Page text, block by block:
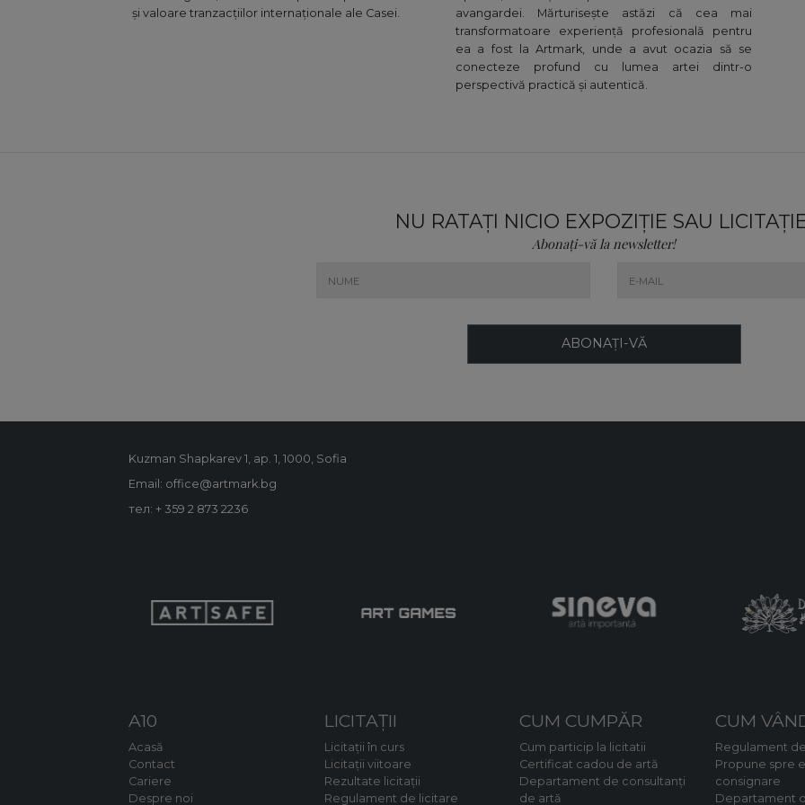
și valoare tranzacțiilor internaționale ale Casei.
avangardei. Mărturisește astăzi că cea mai
transformatoare experiență profesională pentru
ea a fost la Artmark, unde a avut ocazia să se
conecteze profund cu lumea artei dintr-o
perspectivă practică și autentică.
NU RATAȚI NICIO EXPOZIȚIE SAU
Abonați-vă la newsletter!
ABONAȚI-VĂ
Kuzman Shapkarev 1, ap. 1, 1000, Sofia
Email: office@artmark.bg
тел: + 359 2 873 2236
A10
Acasă
Contact
Cariere
Despre noi
LICITAȚII
Licitații în curs
Licitații viitoare
Rezultate licitații
Regulament de licitare
CUM CUMPĂR
Cum particip la licitatii
Certificat cadou de artă
Departament de consultanți
de artă
CUM
Regulament
Propune spre
consignare
Departament